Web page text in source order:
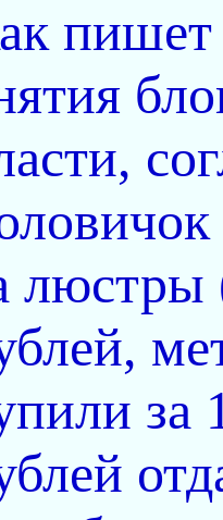
пишет
люстры
за